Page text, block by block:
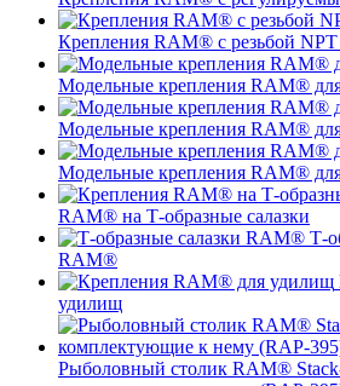
Крепления RAM® с резьбой
Модельные крепления RAM®
Модельные крепления RAM®
Модельные крепления RAM®
RAM® на Т-образные салазки
Т-
RAM®
удилищ
Рыболовный столик RAM®